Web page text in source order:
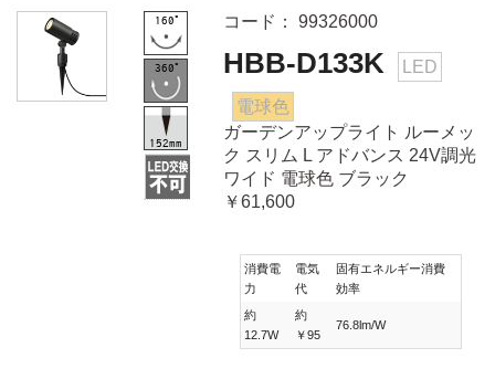
コード： 99326000
HBB-D133K LED
電球色
ガーデンアップライト ルーメッ
ク スリム L アドバンス 24V調光
ワイド 電球色 ブラック
￥61,600
消費電
力
電気
代
固有エネルギー消費
効率
約
12.7W
約
￥95
76.8lm/W